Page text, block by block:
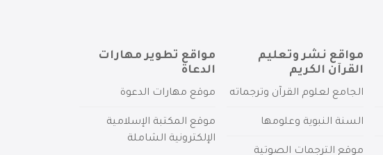
مواقع نشر وتعليم
القرآن الكريم
الجامع لعلوم القرآن وترجماته
السنة النبوية وعلومها
موقع الترجمات الصوتية
مواقع تطوير مهارات
الدعاة
موقع مهارات الدعوة
موقع المكتبة الإسلامية
الإلكترونية الشاملة